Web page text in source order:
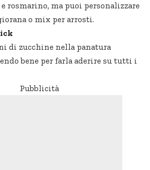
rosmarino, ma puoi personalizzare
o mix per arrosti.
di zucchine nella panatura
bene per farla aderire su tutti i
Pubblicità